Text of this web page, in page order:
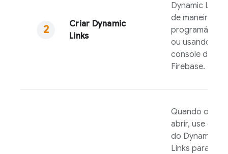
Criar Dynamic
Links
Dynamic Links
de maneira
programática
ou usando o
console do
Firebase.
Quando o app
abrir, use o
do Dynamic
Links para